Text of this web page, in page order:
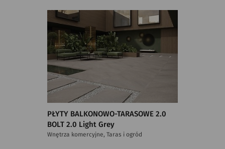
PŁYTY BALKONOWO-TARASOWE 2.0
BOLT 2.0 Light Grey
Wnętrza komercyjne, Taras i ogród